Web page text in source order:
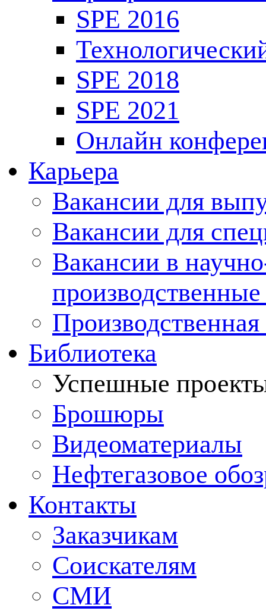
SPE 2016
SPE 2018
SPE 2021
Онлайн
Карьера
Вакансии для
Вакансии для
Вакансии в
Производственная
Библиотека
Успешные
Брошюры
Видеоматериалы
Нефтегазовое
Контакты
Заказчикам
Соискателям
СМИ